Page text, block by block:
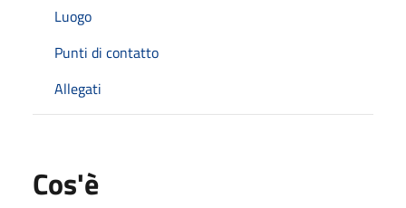
Luogo
Punti di contatto
Allegati
Cos'è